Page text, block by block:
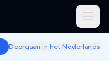
Doorgaan in het Nederlands